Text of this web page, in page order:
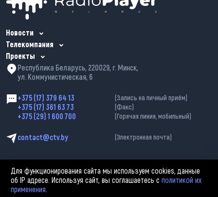
Новости
Телекомпания
Проекты
Республика Беларусь, 220029, г. Минск,
ул. Коммунистическая, 6
+375 (17) 379 64 13 (Запись на личный приём)
+375 (17) 361 63 73 (Факс)
+375 (29) 1 600 700 (Горячая линия, мобильный)
contact@ctv.by (Электронная почта)
2002—2026 © ЗАО «Столичное телевидение». При любом использовании
Для функционирования сайта мы используем cookies, данные
об IP адресе. Используя сайт, вы соглашаетесь сполитикой их
применения.